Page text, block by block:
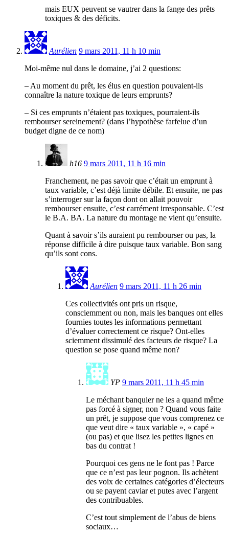
mais EUX peuvent se vautrer dans la fange des prêts
toxiques & des déficits.
Aurélien 9 mars 2011, 11 h 10 min
Moi-même nul dans le domaine, j’ai 2 questions:
– Au moment du prêt, les élus en question pouvaient-ils
connaître la nature toxique de leurs emprunts?
– Si ces emprunts n’étaient pas toxiques, pourraient-ils
rembourser sereinement? (dans l’hypothèse farfelue d’un
budget digne de ce nom)
h16 9 mars 2011, 11 h 16 min
Franchement, ne pas savoir que c’était un emprunt à
taux variable, c’est déjà limite débile. Et ensuite, ne pas
s’interroger sur la façon dont on allait pouvoir
rembourser ensuite, c’est carrément irresponsable. C’est
le B.A. BA. La nature du montage ne vient qu’ensuite.
Quant à savoir s’ils auraient pu rembourser ou pas, la
réponse difficile à dire puisque taux variable. Bon sang
qu’ils sont cons.
Aurélien 9 mars 2011, 11 h 26 min
Ces collectivités ont pris un risque,
consciemment ou non, mais les banques ont elles
fournies toutes les informations permettant
d’évaluer correctement ce risque? Ont-elles
sciemment dissimulé des facteurs de risque? La
question se pose quand même non?
YP 9 mars 2011, 11 h 45 min
Le méchant banquier ne les a quand même
pas forcé à signer, non ? Quand vous faite
un prêt, je suppose que vous comprenez ce
que veut dire « taux variable », « capé »
(ou pas) et que lisez les petites lignes en
bas du contrat !
Pourquoi ces gens ne le font pas ! Parce
que ce n’est pas leur pognon. Ils achètent
des voix de certaines catégories d’électeurs
ou se payent caviar et putes avec l’argent
des contribuables.
C’est tout simplement de l’abus de biens
sociaux…